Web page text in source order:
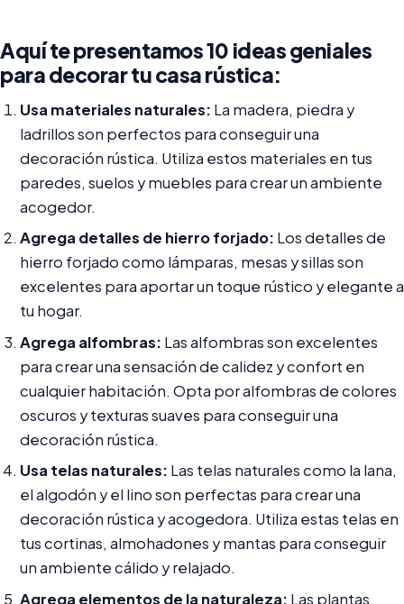
Aquí te presentamos 10 ideas geniales
para decorar tu casa rústica:
Usa materiales naturales: La madera, piedra y
ladrillos son perfectos para conseguir una
decoración rústica. Utiliza estos materiales en tus
paredes, suelos y muebles para crear un ambiente
acogedor.
Agrega detalles de hierro forjado: Los detalles de
hierro forjado como lámparas, mesas y sillas son
excelentes para aportar un toque rústico y elegante a
tu hogar.
Agrega alfombras: Las alfombras son excelentes
para crear una sensación de calidez y confort en
cualquier habitación. Opta por alfombras de colores
oscuros y texturas suaves para conseguir una
decoración rústica.
Usa telas naturales: Las telas naturales como la lana,
el algodón y el lino son perfectas para crear una
decoración rústica y acogedora. Utiliza estas telas en
tus cortinas, almohadones y mantas para conseguir
un ambiente cálido y relajado.
Agrega elementos de la naturaleza: Las plantas,